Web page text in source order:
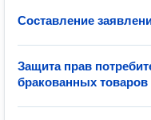
Составление
Защита прав
бракованных товаров